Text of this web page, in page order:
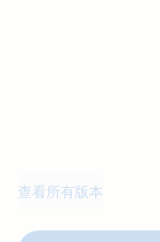
查看所有版本